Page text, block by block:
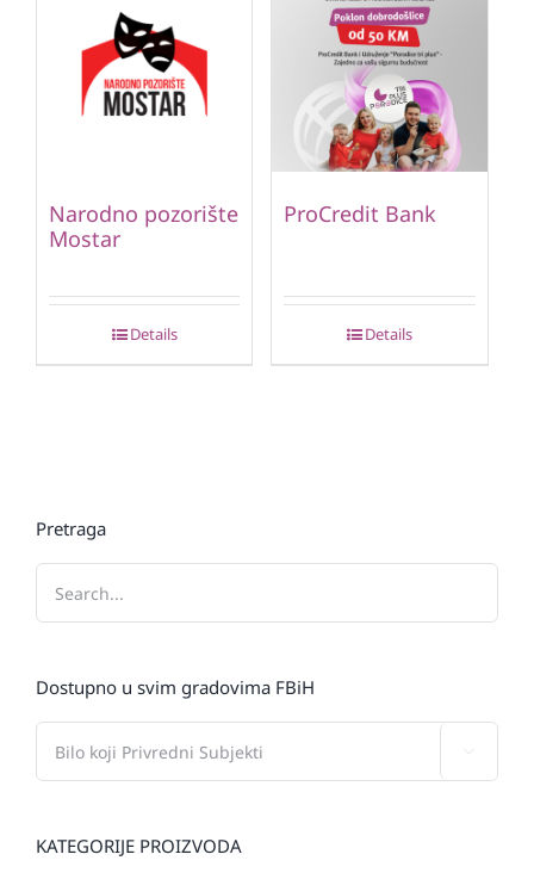
Narodno pozorište
Mostar
Details
ProCredit Bank
Details
Pretraga
Dostupno u svim gradovima FBiH
KATEGORIJE PROIZVODA